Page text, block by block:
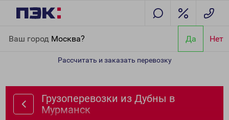
Ваш город Москва? Да Нет
Рассчитать и заказать перевозку
Грузоперевозки из Дубны в
Мурманск